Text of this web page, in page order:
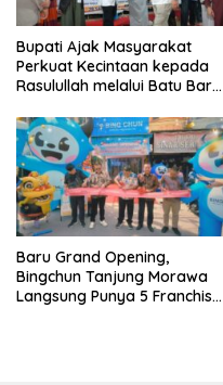
Bupati Ajak Masyarakat
Perkuat Kecintaan kepada
Rasulullah melalui Batu Bara
‎Baru Grand Opening,
Bingchun Tanjung Morawa
Langsung Punya 5 Franchise